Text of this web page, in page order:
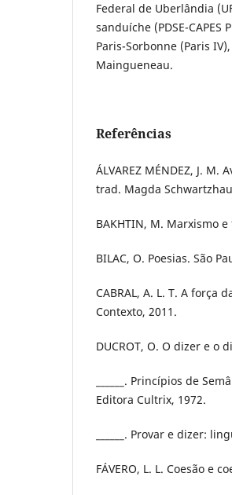
Federal de Uberlândia
sanduíche (PDSE-
Paris-Sorbonne (Paris
Maingueneau.
Referências
ÁLVAREZ MÉNDEZ, J.
trad. Magda
BAKHTIN, M. Marxismo
BILAC, O. Poesias. São
CABRAL, A. L. T. A força
Contexto, 2011.
DUCROT, O. O dizer e o
______. Princípios de
Editora Cultrix, 1972.
______. Provar e dizer:
FÁVERO, L. L. Coesão e